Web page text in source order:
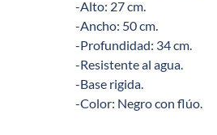
-Alto: 27 cm.
-Ancho: 50 cm.
-Profundidad: 34 cm.
-Resistente al agua.
-Base rigida.
-Color: Negro con flúo.